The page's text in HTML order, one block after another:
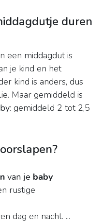
duren
een middagdut is
je kind en het
kind is anders, dus
Maar gemiddeld is
: gemiddeld 2 tot 2,5
van je baby
rustige
dag en nacht. ...